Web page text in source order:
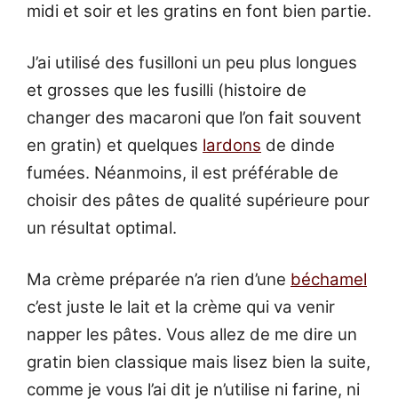
midi et soir et les gratins en font bien partie.
J’ai utilisé des fusilloni un peu plus longues
et grosses que les fusilli (histoire de
changer des macaroni que l’on fait souvent
en gratin) et quelques lardons de dinde
fumées. Néanmoins, il est préférable de
choisir des pâtes de qualité supérieure pour
un résultat optimal.
Ma crème préparée n’a rien d’une béchamel
c’est juste le lait et la crème qui va venir
napper les pâtes. Vous allez de me dire un
gratin bien classique mais lisez bien la suite,
comme je vous l’ai dit je n’utilise ni farine, ni